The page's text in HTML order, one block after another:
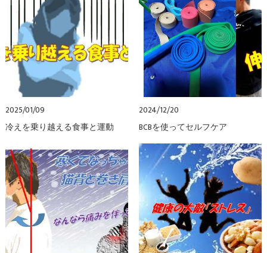
2025/01/09
冷えを乗り越える食事と運動
2024/12/20
BCBを使ってセルフケア